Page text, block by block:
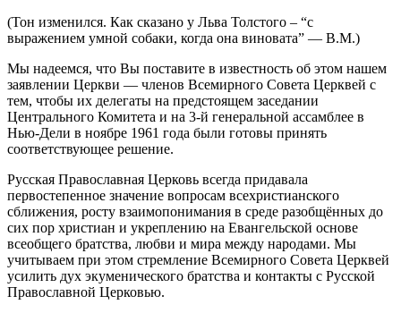
(Тон изменился. Как сказано у Льва Толстого – “с
выражением умной собаки, когда она виновата” — В.М.)
Мы надеемся, что Вы поставите в известность об этом нашем
заявлении Церкви — членов Всемирного Совета Церквей с
тем, чтобы их делегаты на предстоящем заседании
Центрального Комитета и на 3‑й генеральной ассамблее в
Нью‑Дели в ноябре 1961 года были готовы принять
соответствующее решение.
Русская Православная Церковь всегда придавала
первостепенное значение вопросам всехристианского
сближения, росту взаимопонимания в среде разобщённых до
сих пор христиан и укреплению на Евангельской основе
всеобщего братства, любви и мира между народами. Мы
учитываем при этом стремление Всемирного Совета Церквей
усилить дух экуменического братства и контакты с Русской
Православной Церковью.